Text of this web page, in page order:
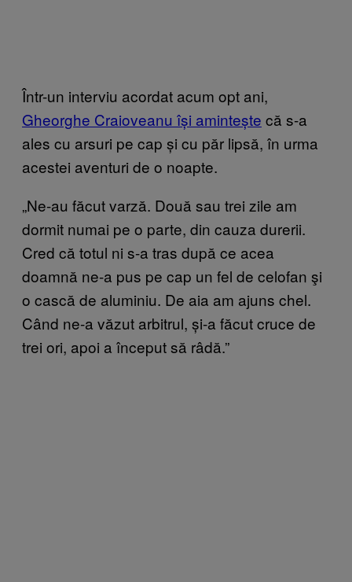
Într-un interviu acordat acum opt ani,
Gheorghe Craioveanu își amintește că s-a
ales cu arsuri pe cap și cu păr lipsă, în urma
acestei aventuri de o noapte.
„Ne-au făcut varză. Două sau trei zile am
dormit numai pe o parte, din cauza durerii.
Cred că totul ni s-a tras după ce acea
doamnă ne-a pus pe cap un fel de celofan şi
o cască de aluminiu. De aia am ajuns chel.
Când ne-a văzut arbitrul, și-a făcut cruce de
trei ori, apoi a început să râdă.”